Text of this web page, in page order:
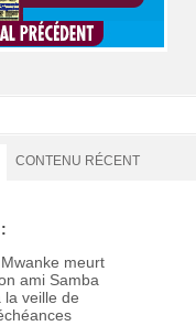
CONTENU RÉCENT
meurt
ami Samba
la veille de